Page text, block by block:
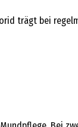
trägt bei